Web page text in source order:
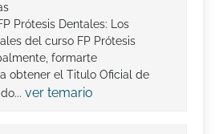
Prótesis Dentales: Los
del curso FP Prótesis
formarte
obtener el Titulo Oficial de
ver temario